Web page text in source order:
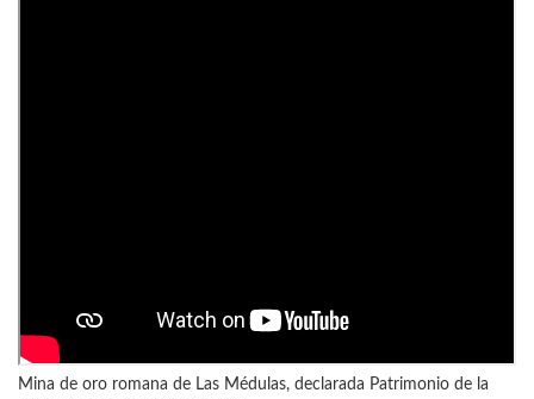
Mina de oro romana de Las Médulas, declarada Patrimonio de la